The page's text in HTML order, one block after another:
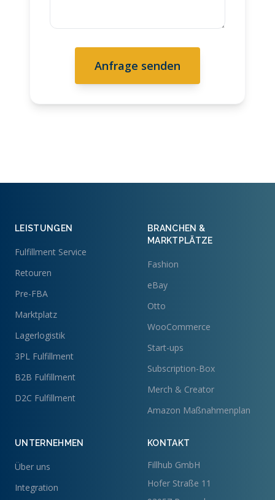
Anfrage senden
LEISTUNGEN
Fulfillment Service
Retouren
Pre-FBA
Marktplatz
Lagerlogistik
3PL Fulfillment
B2B Fulfillment
D2C Fulfillment
BRANCHEN &
MARKTPLÄTZE
Fashion
eBay
Otto
WooCommerce
Start-ups
Subscription-Box
Merch & Creator
Amazon Maßnahmenplan
UNTERNEHMEN
Über uns
Integration
KONTAKT
Fillhub GmbH
Hofer Straße 11